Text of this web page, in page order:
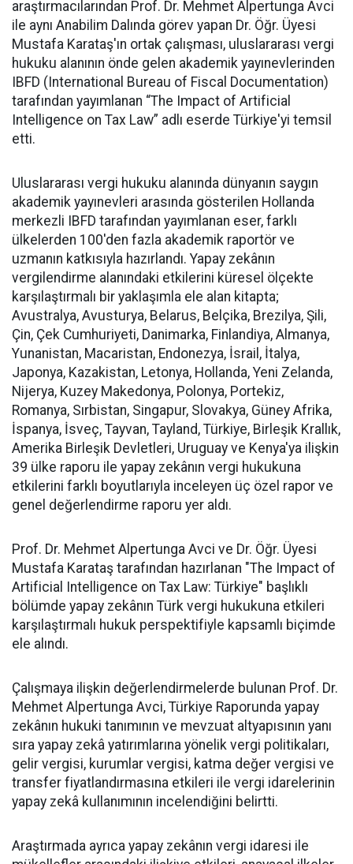
araştırmacılarından Prof. Dr. Mehmet Alpertunga Avci
ile aynı Anabilim Dalında görev yapan Dr. Öğr. Üyesi
Mustafa Karataş'ın ortak çalışması, uluslararası vergi
hukuku alanının önde gelen akademik yayınevlerinden
IBFD (International Bureau of Fiscal Documentation)
tarafından yayımlanan “The Impact of Artificial
Intelligence on Tax Law” adlı eserde Türkiye'yi temsil
etti.
Uluslararası vergi hukuku alanında dünyanın saygın
akademik yayınevleri arasında gösterilen Hollanda
merkezli IBFD tarafından yayımlanan eser, farklı
ülkelerden 100'den fazla akademik raportör ve
uzmanın katkısıyla hazırlandı. Yapay zekânın
vergilendirme alanındaki etkilerini küresel ölçekte
karşılaştırmalı bir yaklaşımla ele alan kitapta;
Avustralya, Avusturya, Belarus, Belçika, Brezilya, Şili,
Çin, Çek Cumhuriyeti, Danimarka, Finlandiya, Almanya,
Yunanistan, Macaristan, Endonezya, İsrail, İtalya,
Japonya, Kazakistan, Letonya, Hollanda, Yeni Zelanda,
Nijerya, Kuzey Makedonya, Polonya, Portekiz,
Romanya, Sırbistan, Singapur, Slovakya, Güney Afrika,
İspanya, İsveç, Tayvan, Tayland, Türkiye, Birleşik Krallık,
Amerika Birleşik Devletleri, Uruguay ve Kenya'ya ilişkin
39 ülke raporu ile yapay zekânın vergi hukukuna
etkilerini farklı boyutlarıyla inceleyen üç özel rapor ve
genel değerlendirme raporu yer aldı.
Prof. Dr. Mehmet Alpertunga Avci ve Dr. Öğr. Üyesi
Mustafa Karataş tarafından hazırlanan "The Impact of
Artificial Intelligence on Tax Law: Türkiye" başlıklı
bölümde yapay zekânın Türk vergi hukukuna etkileri
karşılaştırmalı hukuk perspektifiyle kapsamlı biçimde
ele alındı.
Çalışmaya ilişkin değerlendirmelerde bulunan Prof. Dr.
Mehmet Alpertunga Avci, Türkiye Raporunda yapay
zekânın hukuki tanımının ve mevzuat altyapısının yanı
sıra yapay zekâ yatırımlarına yönelik vergi politikaları,
gelir vergisi, kurumlar vergisi, katma değer vergisi ve
transfer fiyatlandırmasına etkileri ile vergi idarelerinin
yapay zekâ kullanımının incelendiğini belirtti.
Araştırmada ayrıca yapay zekânın vergi idaresi ile